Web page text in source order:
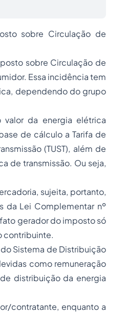
sobre Circulação de
sobre Circulação de
Essa incidência tem
dependendo do grupo
da energia elétrica
de cálculo a Tarifa de
(TUST), além de
de transmissão. Ou seja,
sujeita, portanto,
da Lei Complementar nº
gerador do imposto só
contribuinte.
do Sistema de Distribuição
como remuneração
distribuição da energia
contratante, enquanto a